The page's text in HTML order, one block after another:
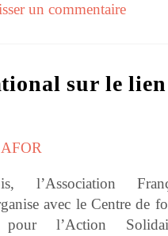
un commentaire
sur le lien
AFOR
l’Association
avec le Centre de
l’Action